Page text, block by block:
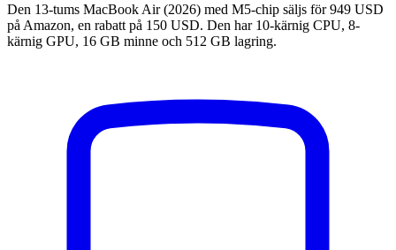
Den 13-tums MacBook Air (2026) med M5-chip säljs för 949 USD
på Amazon, en rabatt på 150 USD. Den har 10-kärnig CPU, 8-
kärnig GPU, 16 GB minne och 512 GB lagring.